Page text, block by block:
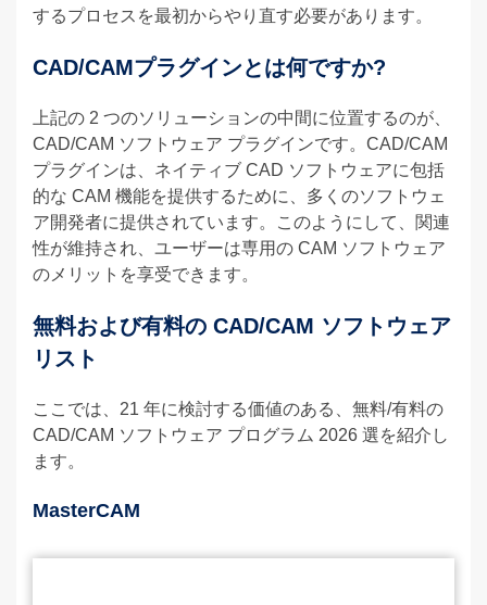
するプロセスを最初からやり直す必要があります。
CAD/CAMプラグインとは何ですか?
上記の 2 つのソリューションの中間に位置するのが、
CAD/CAM ソフトウェア プラグインです。CAD/CAM
プラグインは、ネイティブ CAD ソフトウェアに包括
的な CAM 機能を提供するために、多くのソフトウェ
ア開発者に提供されています。このようにして、関連
性が維持され、ユーザーは専用の CAM ソフトウェア
のメリットを享受できます。
無料および有料の CAD/CAM ソフトウェア
リスト
ここでは、21 年に検討する価値のある、無料/有料の
CAD/CAM ソフトウェア プログラム 2026 選を紹介し
ます。
MasterCAM